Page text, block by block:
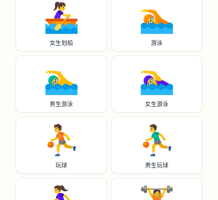
🚣‍♀️
女生划船
🏊️
游泳
🏊‍♂️
男生游泳
🏊‍♀️
女生游泳
⛹️
玩球
⛹️‍♂️
男生玩球